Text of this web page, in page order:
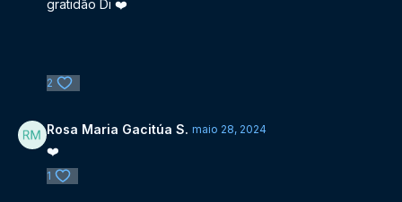
LOCAL:
24/04/1988
gratidão Di ❤️
2
Rosa Maria Gacitúa S. maio 28, 2024
❤️
1